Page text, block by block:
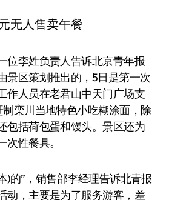
位李姓负责人告诉北京青年报
景区策划推出的，5日是第一次
作人员在老君山中天门广场支
栾川当地特色小吃糊涂面，除
包括荷包蛋和馒头。景区还为
性餐具。
)的”，销售部李经理告诉北青报
动，主要是为了服务游客，差